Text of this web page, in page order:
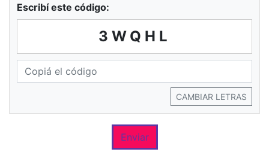
Escribí este código:
3WQHL
CAMBIAR LETRAS